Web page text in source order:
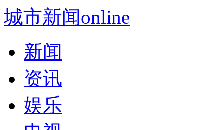
城市新闻online
新闻
资讯
娱乐